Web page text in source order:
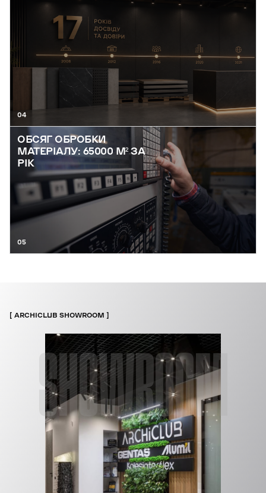
04
ОБСЯГ ОБРОБКИ
МАТЕРІАЛУ: 65000 М² ЗА
РІК
05
SHOWROOM
ARCHICLUB SHOWROOM